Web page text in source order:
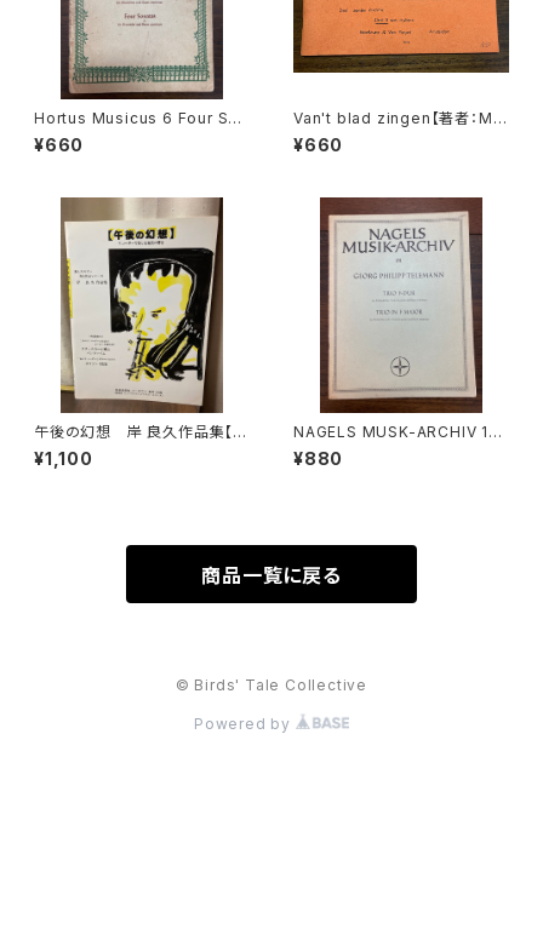
Hortus Musicus 6 Four Son
atas for Recorder and Bas
so Continuo【著者：Georg P
¥660
Van't blad zingen【著者：Mar
ie Egmond】出版社：BROEK
MANS&VAN POPPEL
¥660
午後の幻想 岸 良久作品集【製
作：音楽企画社 ハーモニー】出
版社：音楽企画社 ハーモニ
¥1,100
NAGELS MUSK-ARCHIV 131
TRIO F-DUR für Altblockfl
öte, Viola da gamba und B
¥880
商品一覧に戻る
© Birds' Tale Collective
Powered by